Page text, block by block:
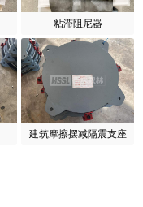
粘滞阻尼器
建筑摩擦摆减隔震支座